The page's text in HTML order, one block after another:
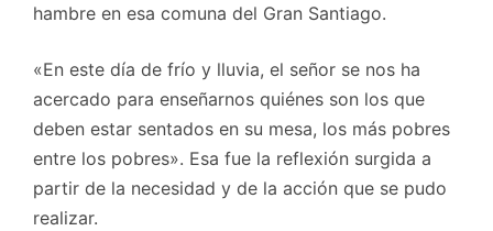
hambre en esa comuna del Gran Santiago.
«En este día de frío y lluvia, el señor se nos ha
acercado para enseñarnos quiénes son los que
deben estar sentados en su mesa, los más pobres
entre los pobres». Esa fue la reflexión surgida a
partir de la necesidad y de la acción que se pudo
realizar.